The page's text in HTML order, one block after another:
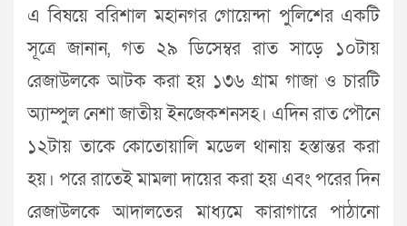
এ বিষ‌য়ে বরিশাল মহানগর গো‌য়েন্দা পু‌লি‌শের এক‌টি
সূত্রে জানান, গত ২৯ ডিসেম্বর রাত সা‌ড়ে ১০টায়
রেজাউল‌কে আটক করা হয় ১৩৬ গ্রাম গাজা ও চারটি
অ্যাম্পুল নেশা জাতীয় ইন‌জেকশনসহ। এদিন রাত পৌ‌নে
১২টায় তা‌কে কোতোয়ালি ম‌ডেল থানায় হস্তান্তর করা
হয়। পরে রা‌তেই মামলা দা‌য়ের করা হয় এবং প‌রের দিন
রেজাউ‌লকে আদাল‌তের মাধ্যমে কারাগা‌রে পাঠানো